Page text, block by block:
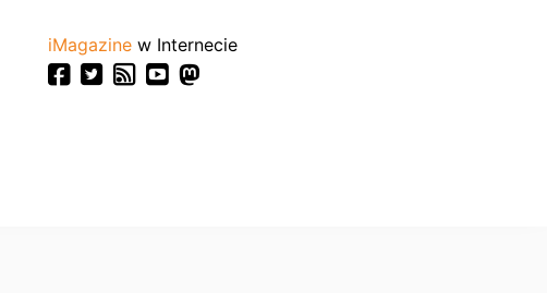
iMagazine w Internecie